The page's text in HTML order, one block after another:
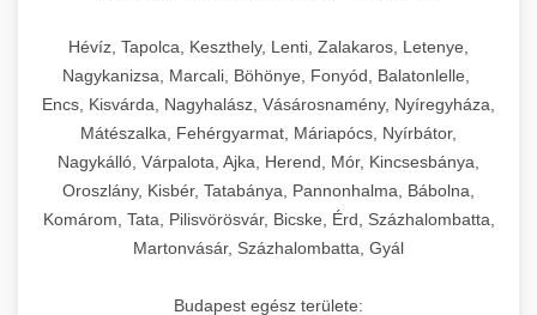
Hévíz, Tapolca, Keszthely, Lenti, Zalakaros, Letenye,
Nagykanizsa, Marcali, Böhönye, Fonyód, Balatonlelle,
Encs, Kisvárda, Nagyhalász, Vásárosnamény, Nyíregyháza,
Mátészalka, Fehérgyarmat, Máriapócs, Nyírbátor,
Nagykálló, Várpalota, Ajka, Herend, Mór, Kincsesbánya,
Oroszlány, Kisbér, Tatabánya, Pannonhalma, Bábolna,
Komárom, Tata, Pilisvörösvár, Bicske, Érd, Százhalombatta,
Martonvásár, Százhalombatta, Gyál
Budapest egész területe: